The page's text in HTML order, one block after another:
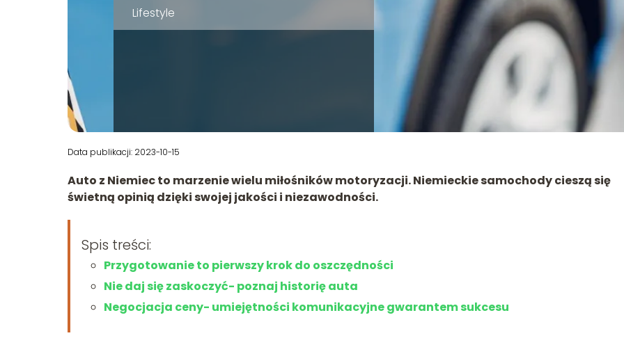
Lifestyle
Data publikacji: 2023-10-15
Auto z Niemiec to marzenie wielu miłośników motoryzacji. Niemieckie samochody cieszą się
świetną opinią dzięki swojej jakości i niezawodności.
Spis treści:
Przygotowanie to pierwszy krok do oszczędności
Nie daj się zaskoczyć- poznaj historię auta
Negocjacja ceny- umiejętności komunikacyjne gwarantem sukcesu